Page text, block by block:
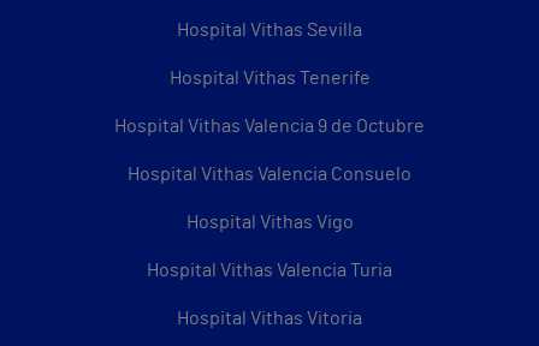
Hospital Vithas Sevilla
Hospital Vithas Tenerife
Hospital Vithas Valencia 9 de Octubre
Hospital Vithas Valencia Consuelo
Hospital Vithas Vigo
Hospital Vithas Valencia Turia
Hospital Vithas Vitoria